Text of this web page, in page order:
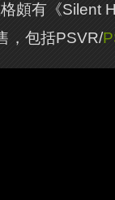
頗有《Silent
，包括PSVR/